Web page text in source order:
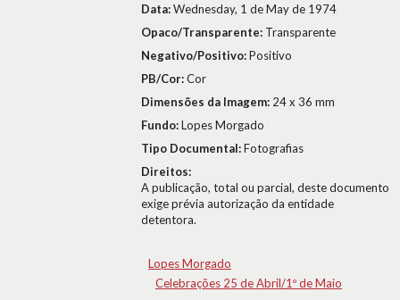
Data:Wednesday, 1 de May de 1974
Opaco/Transparente: Transparente
Negativo/Positivo:Positivo
PB/Cor:Cor
Dimensões da Imagem: 24 x 36 mm
Fundo:Lopes Morgado
Tipo Documental:Fotografias
Direitos:
A publicação, total ou parcial, deste documento
exige prévia autorização da entidade
detentora.
Lopes Morgado
Celebrações 25 de Abril/1º de Maio